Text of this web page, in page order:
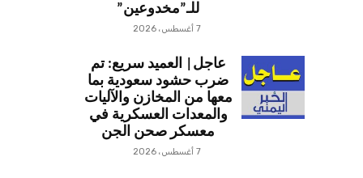
للـ”مخدوعين”
7 أغسطس، 2026
عاجل| العميد سريع: تم
ضرب حشود سعودية بما
معها من المخازن والآليات
والمعدات العسكرية في
معسكر صحن الجن
7 أغسطس، 2026